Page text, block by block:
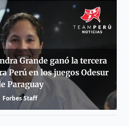
Grande ganó la tercera
Perú en los juegos Odesur
Paraguay
Forbes Staff